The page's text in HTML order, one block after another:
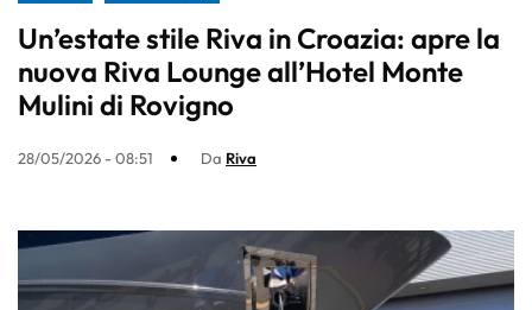
Un’estate stile Riva in Croazia: apre la
nuova Riva Lounge all’Hotel Monte
Mulini di Rovigno
28/05/2026 - 08:51 Da Riva